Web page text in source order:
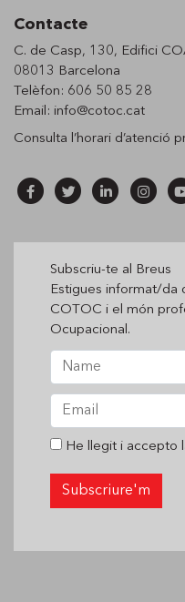
Contacte
C. de Casp, 130, Edifici
08013 Barcelona
Telèfon: 606 50 85 28
Email: info@cotoc.cat
Consulta l’horari d’atenció
Subscriu-te al Breus
Estigues informat/da
COTOC i el món
Ocupacional.
He llegit i accepto